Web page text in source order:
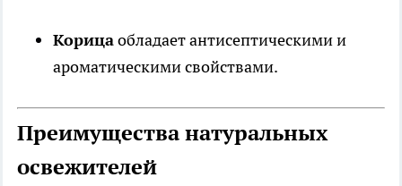
Корицаобладает антисептическими и
ароматическими свойствами.
Преимущества натуральных
освежителей